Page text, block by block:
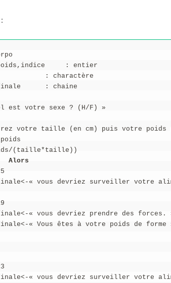
:
: entier
: charactère
: chaine
est votre sexe ? (H/F) »
votre taille (en cm) puis votre poids
(taille*taille))
Alors
« vous devriez surveiller votre
« vous devriez prendre des forces.
« Vous êtes à votre poids de forme
« vous devriez surveiller votre